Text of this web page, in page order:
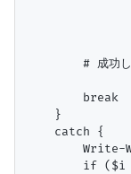
# 成功し
        break
    }
    catch {
Write-
if ($i